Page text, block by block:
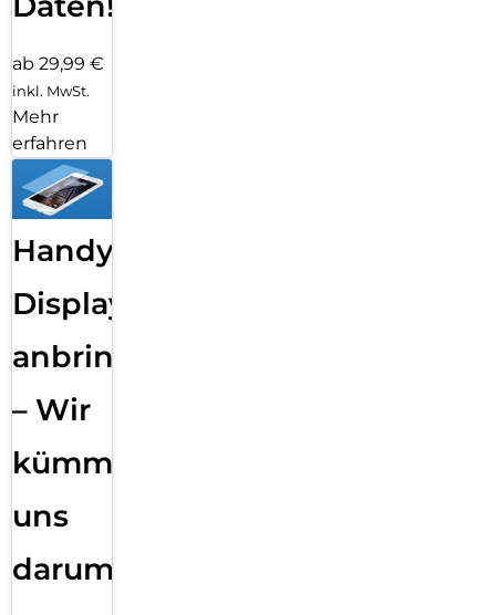
ab 29,99 €
inkl. MwSt.
Mehr
erfahren
Handy
Displayfolie
anbringen
– Wir
kümmern
uns
darum!